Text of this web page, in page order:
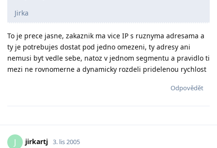
Jirka
To je prece jasne, zakaznik ma vice IP s ruznyma adresama a
ty je potrebujes dostat pod jedno omezeni, ty adresy ani
nemusi byt vedle sebe, natoz v jednom segmentu a pravidlo ti
mezi ne rovnomerne a dynamicky rozdeli pridelenou rychlost
Odpovědět
J jirkartj 3. lis 2005